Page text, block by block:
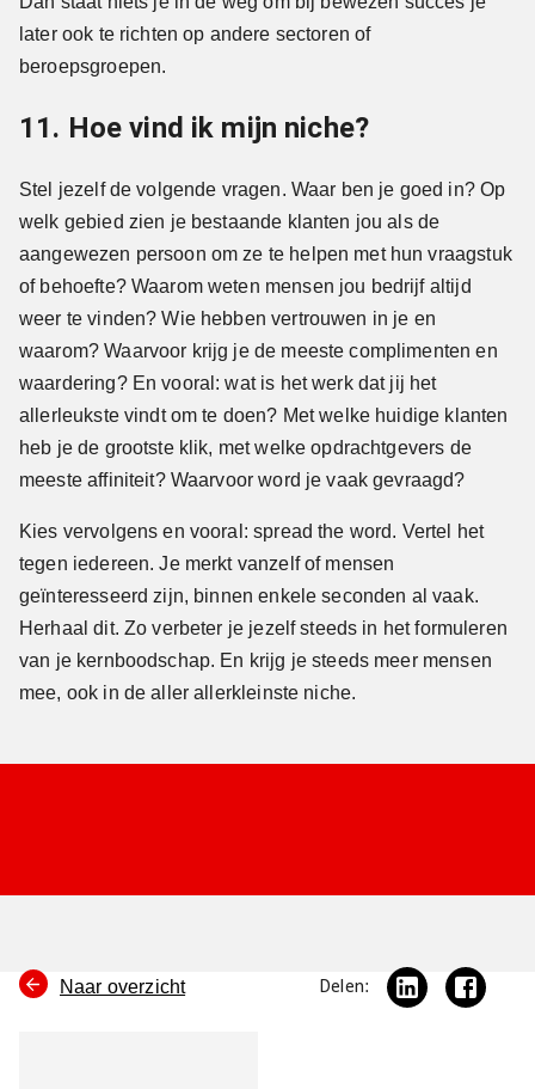
later ook te richten op andere sectoren of
beroepsgroepen.
11. Hoe vind ik mijn niche?
Stel jezelf de volgende vragen. Waar ben je goed in? Op
welk gebied zien je bestaande klanten jou als de
aangewezen persoon om ze te helpen met hun vraagstuk
of behoefte? Waarom weten mensen jou bedrijf altijd
weer te vinden? Wie hebben vertrouwen in je en
waarom? Waarvoor krijg je de meeste complimenten en
waardering? En vooral: wat is het werk dat jij het
allerleukste vindt om te doen? Met welke huidige klanten
heb je de grootste klik, met welke opdrachtgevers de
meeste affiniteit? Waarvoor word je vaak gevraagd?
Kies vervolgens en vooral: spread the word. Vertel het
tegen iedereen. Je merkt vanzelf of mensen
geïnteresseerd zijn, binnen enkele seconden al vaak.
Herhaal dit. Zo verbeter je jezelf steeds in het formuleren
van je kernboodschap. En krijg je steeds meer mensen
mee, ook in de aller allerkleinste niche.
Naar overzicht Delen: